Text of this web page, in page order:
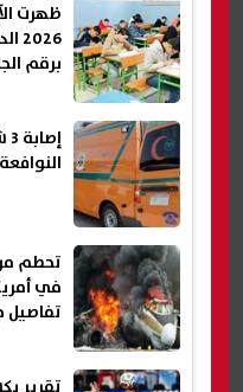
ظهرت
برقم
في
تفاصيل